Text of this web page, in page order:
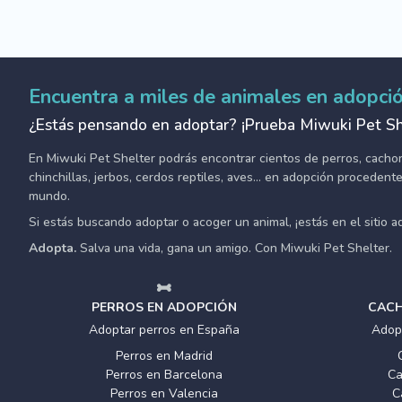
Encuentra a miles de animales en
¿Estás pensando en adoptar? ¡Prueba Miwuki Pet
En Miwuki Pet Shelter podrás encontrar cientos de perros,
chinchillas, jerbos, cerdos reptiles, aves... en adopción
mundo.
Si estás buscando adoptar o acoger un animal, ¡estás en el sitio
Adopta. Salva una vida, gana un amigo. Con Miwuki Pet Shelter.
PERROS EN ADOPCIÓN
Adoptar perros en España
Perros en Madrid
Perros en Barcelona
Perros en Valencia